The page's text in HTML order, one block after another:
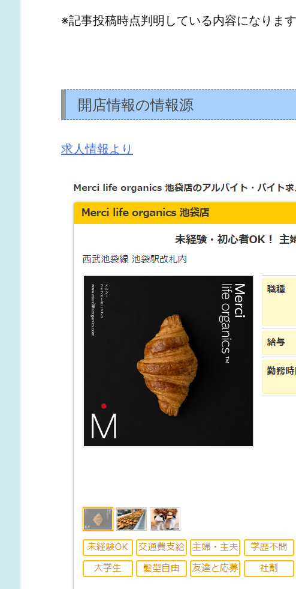
※記事投稿時点判明している内容になりま
開店情報の情報源
求人情報より